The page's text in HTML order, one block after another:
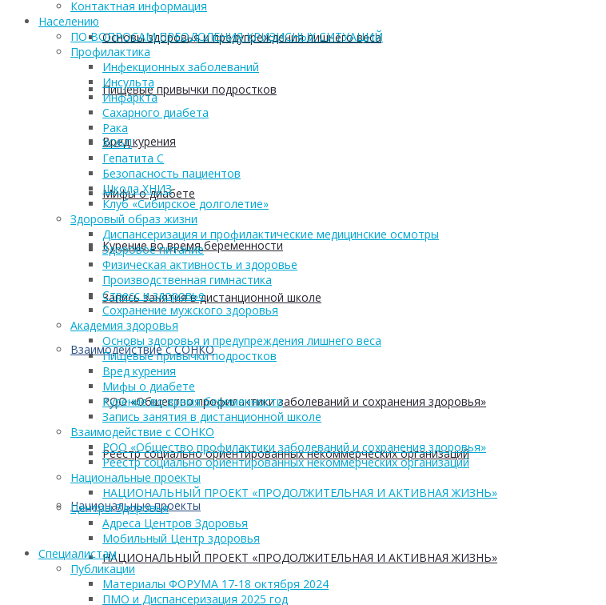
Основы здоровья и предупреждения лишнего веса
Пищевые привычки подростков
Вред курения
Мифы о диабете
Курение во время беременности
Запись занятия в дистанционной школе
Взаимодействие с СОНКО
РОО «Общество профилактики заболеваний и сохранения здоровья»
Реестр социально ориентированных некоммерческих организаций
Национальные проекты
НАЦИОНАЛЬНЫЙ ПРОЕКТ «ПРОДОЛЖИТЕЛЬНАЯ И АКТИВНАЯ ЖИЗНЬ»
Контактная информация
Населению
ПО ВОПРОСАМ ПРЕОДОЛЕНИЯ КРИЗИСНЫХ СИТУАЦИЙ
Профилактика
Инфекционных заболеваний
Инсульта
Инфаркта
Сахарного диабета
Рака
ХОБЛ
Гепатита С
Безопасность пациентов
Школа ХНИЗ
Клуб «Сибирское долголетие»
Здоровый образ жизни
Диспансеризация и профилактические медицинские осмотры
Здоровое питание
Физическая активность и здоровье
Производственная гимнастика
Стресс и здоровье
Сохранение мужского здоровья
Академия здоровья
Основы здоровья и предупреждения лишнего веса
Пищевые привычки подростков
Вред курения
Мифы о диабете
Курение во время беременности
Запись занятия в дистанционной школе
Взаимодействие с СОНКО
РОО «Общество профилактики заболеваний и сохранения здоровья»
Реестр социально ориентированных некоммерческих организаций
Национальные проекты
НАЦИОНАЛЬНЫЙ ПРОЕКТ «ПРОДОЛЖИТЕЛЬНАЯ И АКТИВНАЯ ЖИЗНЬ»
Центры Здоровья
Адреса Центров Здоровья
Мобильный Центр здоровья
Cпециалистам
Публикации
Материалы ФОРУМА 17-18 октября 2024
ПМО и Диспансеризация 2025 год